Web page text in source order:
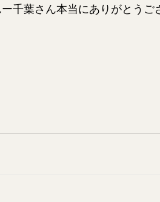
千葉さん本当にありがとうご